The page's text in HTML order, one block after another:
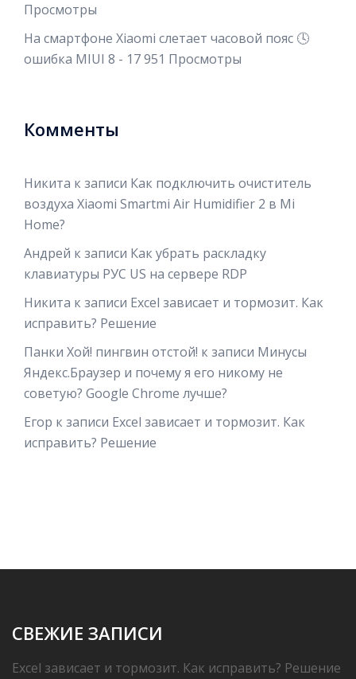
Просмотры
На смартфоне Xiaomi слетает часовой пояс 🕓
ошибка MIUI 8 - 17 951 Просмотры
Комменты
Никита к записи Как подключить очиститель
воздуха Xiaomi Smartmi Air Humidifier 2 в Mi
Home?
Андрей к записи Как убрать раскладку
клавиатуры РУС US на сервере RDP
Никита к записи Excel зависает и тормозит. Как
исправить? Решение
Панки Хой! пингвин отстой! к записи Минусы
Яндекс.Браузер и почему я его никому не
советую? Google Chrome лучше?
Егор к записи Excel зависает и тормозит. Как
исправить? Решение
СВЕЖИЕ ЗАПИСИ
Excel зависает и тормозит. Как исправить? Решение